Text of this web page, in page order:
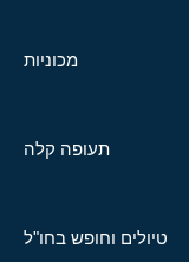
מכוניות
תעופה קלה
טיולים וחופש בחו"ל